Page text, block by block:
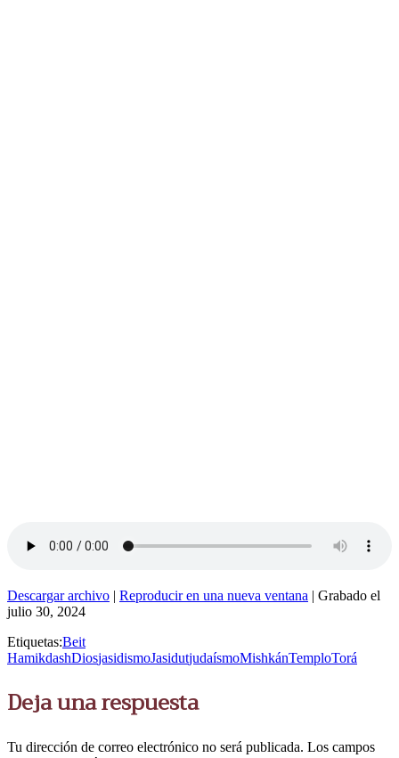
Descargar archivo | Reproducir en una nueva ventana | Grabado el
julio 30, 2024
Etiquetas:Beit
HamikdashDiosjasidismoJasidutjudaísmoMishkánTemploTorá
Deja una respuesta
Tu dirección de correo electrónico no será publicada. Los campos